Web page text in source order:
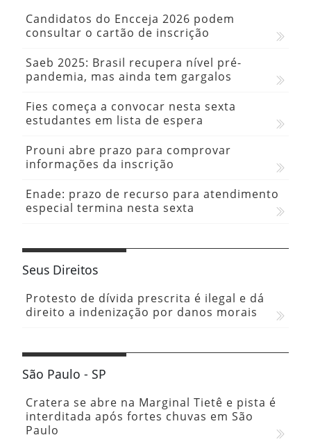
Candidatos do Encceja 2026 podem
consultar o cartão de inscrição
Saeb 2025: Brasil recupera nível pré-
pandemia, mas ainda tem gargalos
Fies começa a convocar nesta sexta
estudantes em lista de espera
Prouni abre prazo para comprovar
informações da inscrição
Enade: prazo de recurso para atendimento
especial termina nesta sexta
Seus Direitos
Protesto de dívida prescrita é ilegal e dá
direito a indenização por danos morais
São Paulo - SP
Cratera se abre na Marginal Tietê e pista é
interditada após fortes chuvas em São
Paulo